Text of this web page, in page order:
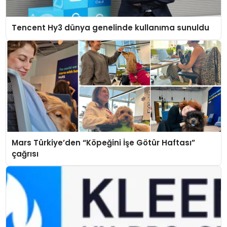
Tencent Hy3 dünya genelinde kullanıma sunuldu
Mars Türkiye’den “Köpeğini İşe Götür Haftası”
çağrısı